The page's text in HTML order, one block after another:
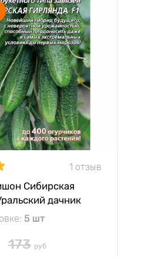
1 отзыв
Сибирская
дачник
5 шт
173 руб